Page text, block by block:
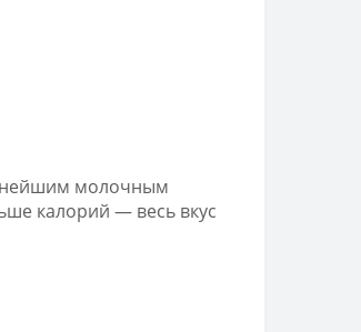
молочным
калорий — весь вкус